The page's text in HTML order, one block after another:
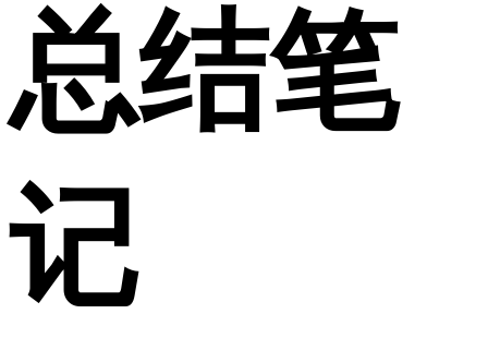
总结笔
记